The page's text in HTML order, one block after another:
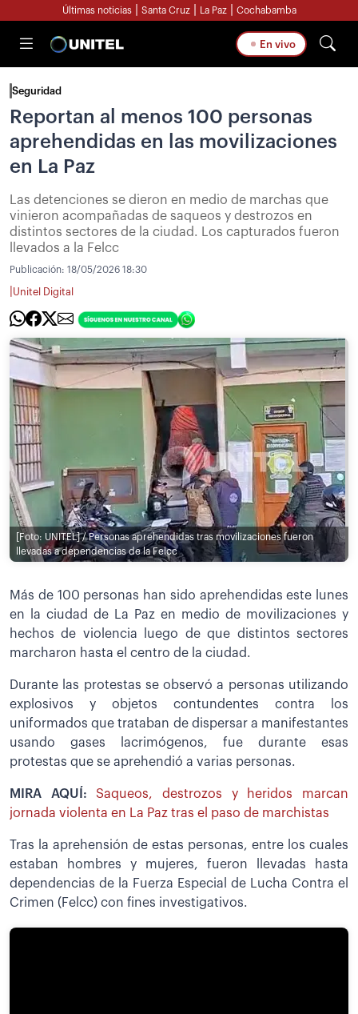
Últimas noticias Santa Cruz La Paz Cochabamba
En vivo
Seguridad
Reportan al menos 100 personas
aprehendidas en las movilizaciones
en La Paz
Las detenciones se dieron en medio de marchas que
vinieron acompañadas de saqueos y destrozos en
distintos sectores de la ciudad. Los capturados fueron
llevados a la Felcc
Publicación: 18/05/2026 18:30
Unitel Digital
[Foto: UNITEL] / Personas aprehendidas tras movilizaciones fueron
llevadas a dependencias de la Felcc
Más de 100 personas han sido aprehendidas este lunes
en la ciudad de La Paz en medio de movilizaciones y
hechos de violencia luego de que distintos sectores
marcharon hasta el centro de la ciudad.
Durante las protestas se observó a personas utilizando
explosivos y objetos contundentes contra los
uniformados que trataban de dispersar a manifestantes
usando gases lacrimógenos, fue durante esas
protestas que se aprehendió a varias personas.
MIRA AQUÍ:Saqueos, destrozos y heridos marcan
jornada violenta en La Paz tras el paso de marchistas
Tras la aprehensión de estas personas, entre los cuales
estaban hombres y mujeres, fueron llevadas hasta
dependencias de la Fuerza Especial de Lucha Contra el
Crimen (Felcc) con fines investigativos.